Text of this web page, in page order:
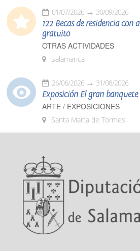
01/07/2026 30/09/2026
122 Becas de residencia
gratuito
OTRAS ACTIVIDADES
Salamanca
26/06/2026 31/08/2026
Exposición El gran banquete
ARTE / EXPOSICIONES
Santa Marta de Tormes